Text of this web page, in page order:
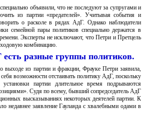
объявили, что не последуют за супругами и
из партии «предателей». Учитывая события и
о расколе в рядах АдГ. Однако наблюдатели
семейной пары политиков специально держатся в
Эксперты не исключают, что Петри и Претцель
комбинацию.
есть разные группы политиков.
выходе из партии и фракции, Фрауке Петри заявила,
возможности отстаивать политику АдГ, поскольку
партии длительное время подрываются
Судя по всему, бывший сопредседатель АдГ
высказываниях некоторых деятелей партии. К
недавнее заявление Гауланда с хвалебными одами в